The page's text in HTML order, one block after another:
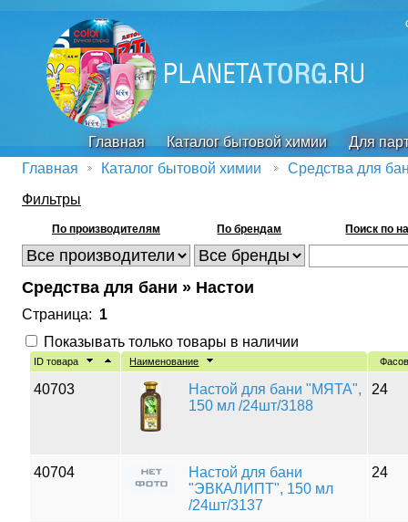
Главная Каталог бытовой химии
Для
Главная
Каталог бытовой химии
Средства для
Фильтры
По производителям По брендам Поиск по
Средства для бани » Настои
Страница: 1
Показывать только товары в наличии
ID товара Наименование
40703
Настой для бани "МЯТА",
150 мл /24шт/3188
24
40704
Настой для бани
"ЭВКАЛИПТ", 150 мл
/24шт/3137
24